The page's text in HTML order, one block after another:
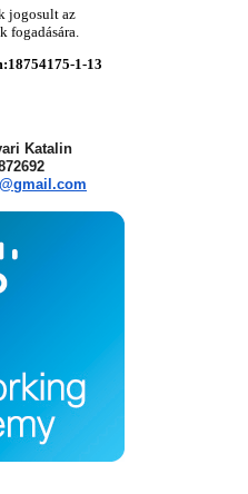
jogosult az
fogadására.
1-13
Katalin